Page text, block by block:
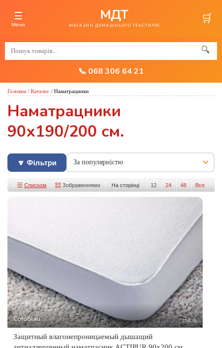
☰
Меню
МДТ
МАГАЗИН ДОМАШНЬОГО ТЕКСТИЛЮ 🛒
🔍
📞 068 306 64 21
Головна / Каталог / Наматрацники
Наматрацники
90х190/200 см.
🔽 Фільтри
На сторінці 12 24 48 Все
Списком Зображеннями
Cotoblau 25826
Защитный влагонепроницаемый дышащий